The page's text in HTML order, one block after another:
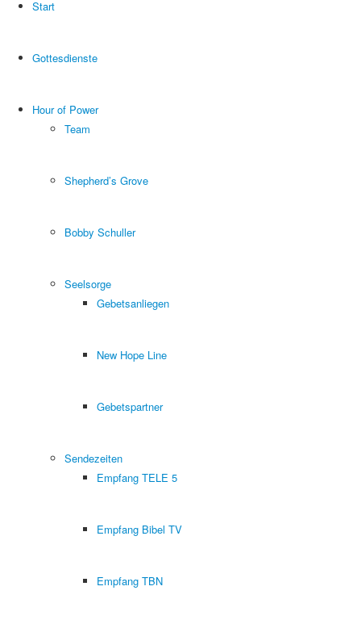
Start
Gottesdienste
Hour of Power
Team
Shepherd’s Grove
Bobby Schuller
Seelsorge
Gebetsanliegen
New Hope Line
Gebetspartner
Sendezeiten
Empfang TELE 5
Empfang Bibel TV
Empfang TBN